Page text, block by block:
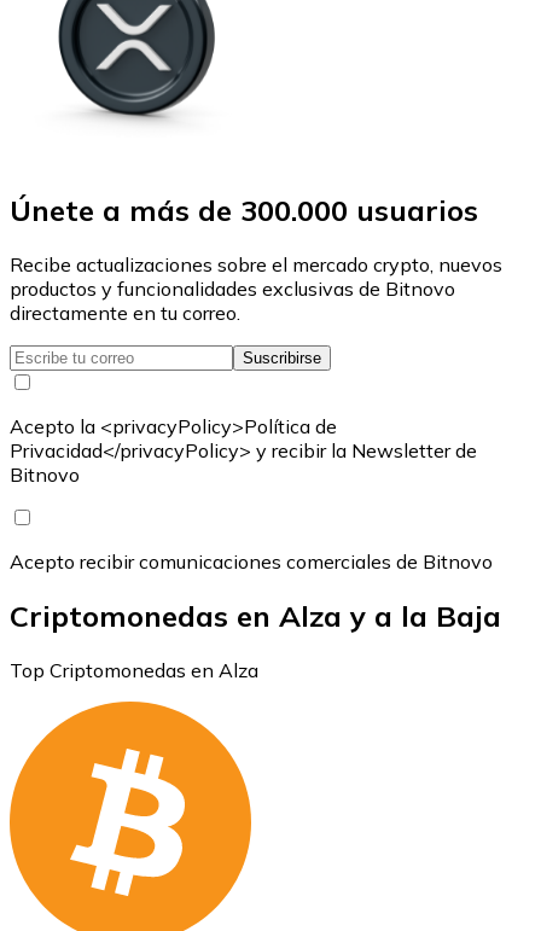
Únete a más de 300.000 usuarios
Recibe actualizaciones sobre el mercado crypto, nuevos
productos y funcionalidades exclusivas de Bitnovo
directamente en tu correo.
Suscribirse
Acepto la <privacyPolicy>Política de
Privacidad</privacyPolicy> y recibir la Newsletter de
Bitnovo
Acepto recibir comunicaciones comerciales de Bitnovo
Criptomonedas en Alza y a la Baja
Top Criptomonedas en Alza